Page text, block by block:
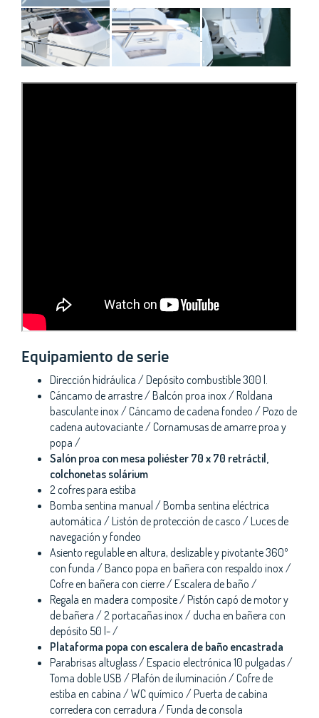
Equipamiento de serie
Dirección hidráulica / Depósito combustible 300 l.
Cáncamo de arrastre / Balcón proa inox / Roldana
basculante inox / Cáncamo de cadena fondeo / Pozo de
cadena autovaciante / Cornamusas de amarre proa y
popa /
Salón proa con mesa poliéster 70 x 70 retráctil,
colchonetas solárium
2 cofres para estiba
Bomba sentina manual / Bomba sentina eléctrica
automática / Listón de protección de casco / Luces de
navegación y fondeo
Asiento regulable en altura, deslizable y pivotante 360º
con funda / Banco popa en bañera con respaldo inox /
Cofre en bañera con cierre / Escalera de baño /
Regala en madera composite / Pistón capó de motor y
de bañera / 2 portacañas inox / ducha en bañera con
depósito 50 l- /
Plataforma popa con escalera de baño encastrada
Parabrisas altuglass / Espacio electrónica 10 pulgadas /
Toma doble USB / Plafón de iluminación / Cofre de
estiba en cabina / WC químico / Puerta de cabina
corredera con cerradura / Funda de consola